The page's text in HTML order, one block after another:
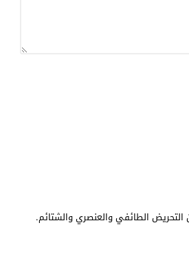
التحريض الطائفي والعنصري والشتائم.